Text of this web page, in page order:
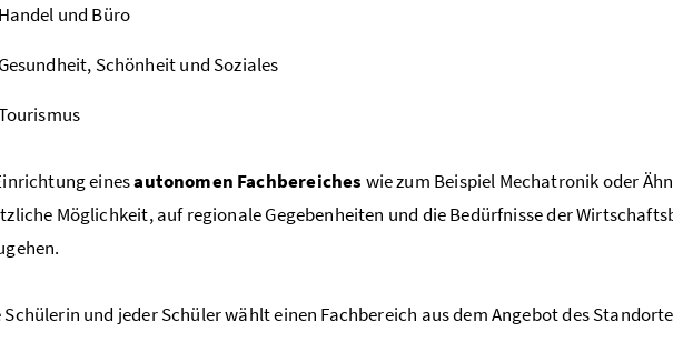
Handel und Büro
Gesundheit, Schönheit und Soziales
einesautonomen Fachbereiches wie zum Beispiel Mechatronik oder
Möglichkeit, auf regionale Gegebenheiten und die Bedürfnisse der
Schülerin und jeder Schüler wählt einen Fachbereich aus dem Angebot des